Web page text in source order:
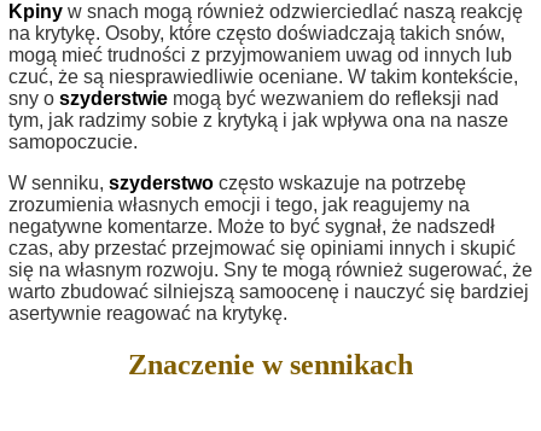
Kpiny w snach mogą również odzwierciedlać naszą reakcję
na krytykę. Osoby, które często doświadczają takich snów,
mogą mieć trudności z przyjmowaniem uwag od innych lub
czuć, że są niesprawiedliwie oceniane. W takim kontekście,
sny o szyderstwie mogą być wezwaniem do refleksji nad
tym, jak radzimy sobie z krytyką i jak wpływa ona na nasze
samopoczucie.
W senniku, szyderstwo często wskazuje na potrzebę
zrozumienia własnych emocji i tego, jak reagujemy na
negatywne komentarze. Może to być sygnał, że nadszedł
czas, aby przestać przejmować się opiniami innych i skupić
się na własnym rozwoju. Sny te mogą również sugerować, że
warto zbudować silniejszą samoocenę i nauczyć się bardziej
asertywnie reagować na krytykę.
Znaczenie w sennikach